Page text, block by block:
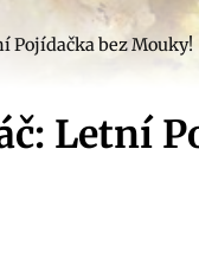
Pojídačka bez Mouky!
Letní